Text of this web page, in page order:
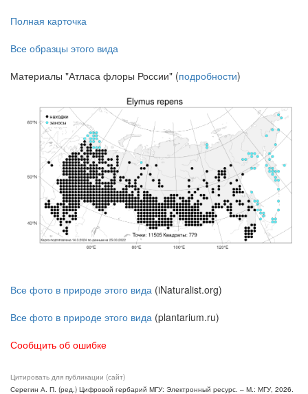
Полная карточка
Все образцы этого вида
Материалы "Атласа флоры России" (подробности)
Все фото в природе этого вида (iNaturalist.org)
Все фото в природе этого вида (plantarium.ru)
Сообщить об ошибке
Цитировать для публикации (сайт)
Серегин А. П. (ред.) Цифровой гербарий МГУ: Электронный ресурс. – М.: МГУ, 2026.